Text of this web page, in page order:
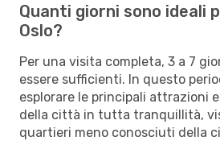
Quanti giorni sono ideali
Oslo?
Per una visita completa, 3 a 7
essere sufficienti. In questo
esplorare le principali attrazioni
della città in tutta tranquillità,
quartieri meno conosciuti della